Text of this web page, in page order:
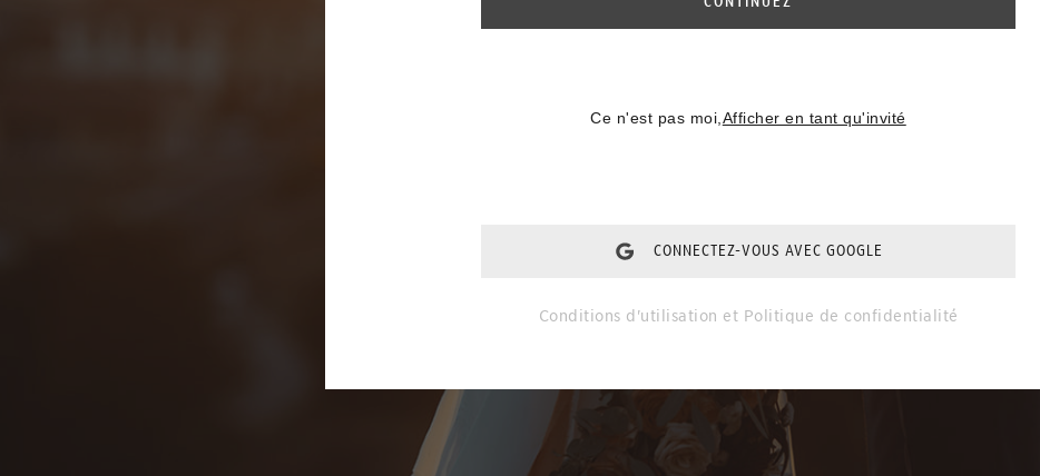
Ce n'est pas moi, Afficher en tant qu'invité
CONNECTEZ-VOUS AVEC GOOGLE
Conditions d'utilisation et Politique de confidentialité